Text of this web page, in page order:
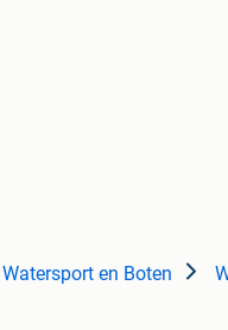
Watersport en Boten